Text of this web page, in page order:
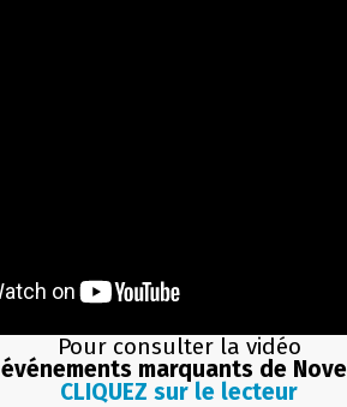
Pour consulter la vidéo
événements marquants de
CLIQUEZ sur le lecteur